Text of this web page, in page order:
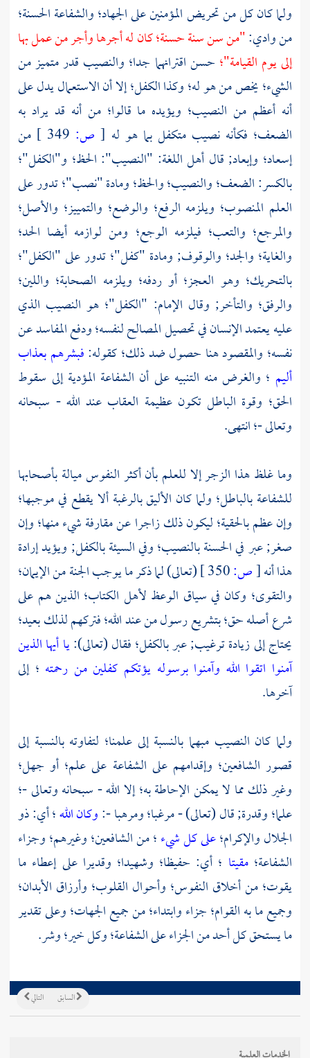
ولما كان كل من تحريض المؤمنين على الجهاد؛ والشفاعة الحسنة؛
من وادي:"من سن سنة حسنة؛ كان له أجرها وأجر من عمل بها
إلى يوم القيامة"؛ حسن اقترانهما جدا؛ والنصيب قدر متميز من
الشيء؛ يخص من هو له؛ وكذا الكفل؛ إلا أن الاستعمال يدل على
أنه أعظم من النصيب؛ ويؤيده ما قالوا؛ من أنه قد يراد به
الضعف؛ فكأنه نصيب متكفل بما هو له [ ص:
من
إسعاد؛ وإبعاد; قال أهل اللغة: "النصيب": الحظ؛ و"الكفل"؛
بالكسر: الضعف؛ والنصيب؛ والحظ؛ ومادة "نصب"؛ تدور على
العلم المنصوب؛ ويلزمه الرفع؛ والوضع؛ والتمييز؛ والأصل؛
والمرجع؛ والتعب؛ فيلزمه الوجع؛ ومن لوازمه أيضا الحد؛
والغاية؛ والجد؛ والوقوف; ومادة "كفل"؛ تدور على "الكفل"؛
بالتحريك؛ وهو العجز؛ أو ردفه؛ ويلزمه الصحابة؛ واللين؛
والرفق؛ والتأخر; وقال الإمام: "الكفل"؛ هو النصيب الذي
عليه يعتمد الإنسان في تحصيل المصالح لنفسه؛ ودفع المفاسد عن
نفسه؛ والمقصود هنا حصول ضد ذلك؛ كقوله:فبشرهم بعذاب
أليم ؛ والغرض منه التنبيه على أن الشفاعة المؤدية إلى سقوط
الحق؛ وقوة الباطل تكون عظيمة العقاب عند الله - سبحانه
وتعالى -؛ انتهى.
وما غلظ هذا الزجر إلا للعلم بأن أكثر النفوس ميالة بأصحابها
للشفاعة بالباطل؛ ولما كان الأليق بالرغبة ألا يقطع في موجبها؛
وإن عظم بالحقية؛ ليكون ذلك زاجرا عن مقارفة شيء منها؛ وإن
صغر; عبر في الحسنة بالنصيب؛ وفي السيئة بالكفل; ويؤيد إرادة
هذا أنه[ص:
(تعالى) لما ذكر ما يوجب الجنة من الإيمان؛
والتقوى؛ وكان في سياق الوعظ لأهل الكتاب؛ الذين هم على
شرع أصله حق؛ بتشريع رسول من عند الله؛ فتركهم لذلك بعيد؛
يحتاج إلى زيادة ترغيب; عبر بالكفل؛ فقال (تعالى):يا أيها الذين
آمنوا اتقوا الله وآمنوا برسوله يؤتكم كفلين من رحمته ؛ إلى
آخرها.
ولما كان النصيب مبهما بالنسبة إلى علمنا؛ لتفاوته بالنسبة إلى
قصور الشافعين؛ وإقدامهم على الشفاعة على علم؛ أو جهل؛
وغير ذلك مما لا يمكن الإحاطة به؛ إلا الله - سبحانه وتعالى -؛
علما؛ وقدرة; قال (تعالى) - مرغبا؛ ومرهبا -:وكان الله؛ أي: ذو
الجلال والإكرام؛على كل شيء؛ من الشافعين؛ وغيرهم؛ وجزاء
الشفاعة؛مقيتا ؛ أي: حفيظا؛ وشهيدا؛ وقديرا على إعطاء ما
يقوت؛ من أخلاق النفوس؛ وأحوال القلوب؛ وأرزاق الأبدان؛
وجميع ما به القوام؛ جزاء وابتداء؛ من جميع الجهات؛ وعلى تقدير
ما يستحق كل أحد من الجزاء على الشفاعة؛ وكل خير؛ وشر.
التالي السابق